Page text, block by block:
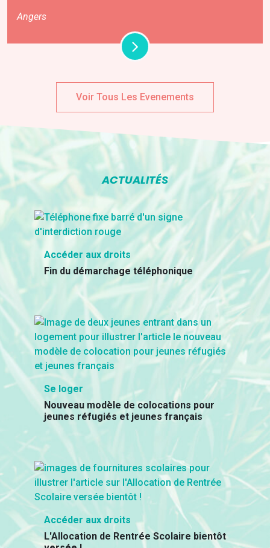
Angers
Voir Tous Les Evenements
ACTUALITÉS
Accéder aux droits
Fin du démarchage téléphonique
Se loger
Nouveau modèle de colocations pour
jeunes réfugiés et jeunes français
Accéder aux droits
L'Allocation de Rentrée Scolaire bientôt